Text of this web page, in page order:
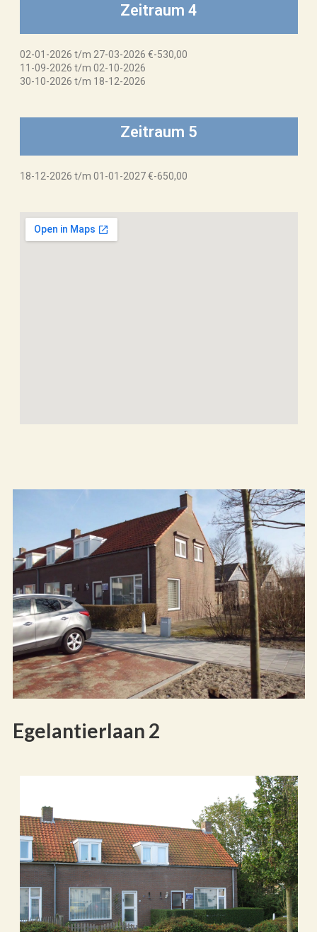
Zeitraum 4
02-01-2026 t/m 27-03-2026 €-530,00
11-09-2026 t/m 02-10-2026
30-10-2026 t/m 18-12-2026
Zeitraum 5
18-12-2026 t/m 01-01-2027 €-650,00
Egelantierlaan 2